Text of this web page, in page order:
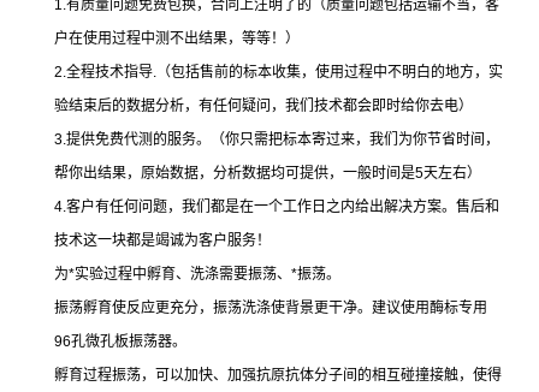
1.有质量问题免费包换，合同上注明了的（质量问题包括运输不当，客
户在使用过程中测不出结果，等等！）
2.全程技术指导. （包括售前的标本收集，使用过程中不明白的地方，实
验结束后的数据分析，有任何疑问，我们技术都会即时给你去电）
3.提供免费代测的服务。（你只需把标本寄过来，我们为你节省时间，
帮你出结果，原始数据，分析数据均可提供，一般时间是5天左右）
4.客户有任何问题，我们都是在一个工作日之内给出解决方案。售后和
技术这一块都是竭诚为客户服务！
为*实验过程中孵育、洗涤需要振荡、 *振荡。
振荡孵育使反应更充分，振荡洗涤使背景更干净。建议使用酶标专用
96孔微孔板振荡器。
孵育过程振荡，可以加快、加强抗原抗体分子间的相互碰撞接触，使得